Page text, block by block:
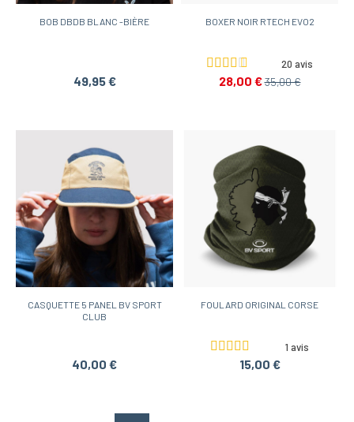
BOB DBDB BLANC -BIÈRE
49,95 €
BOXER NOIR RTECH EVO2
20 avis
28,00 €35,00 €
CASQUETTE 5 PANEL BV SPORT
CLUB
40,00 €
FOULARD ORIGINAL CORSE
1 avis
15,00 €